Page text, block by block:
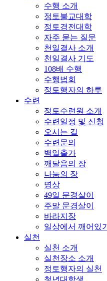
수행 소개
정토불교대학
정토경전대학
자주 묻는 질문
천일결사 소개
천일결사 기도
108배 수행
수행법회
정토행자의 하루
수련
정토수련원 소개
수련일정 및 신청
오시는 길
수련문의
백일출가
깨달음의 장
나눔의 장
명상
49일 문경살이
주말 문경살이
바라지장
일상에서 깨어있기
실천
실천 소개
실천장소 소개
정토행자의 실천
청년대학생